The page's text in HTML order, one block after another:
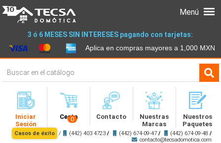
3 ó 6 MESES SIN INTERESES pagando con tarjetas:
Aplica en compras mayores a 1,000 MXN
Iniciar
Sesión
Cesta
0 Contacto
Nuestras
Marcas
Nuestros
Paquetes
Casos de éxito / (442) 403 4723 / (442) 674-09-47 / (442) 674-09-48 /
contacto@tecsadomotica.com
Menú